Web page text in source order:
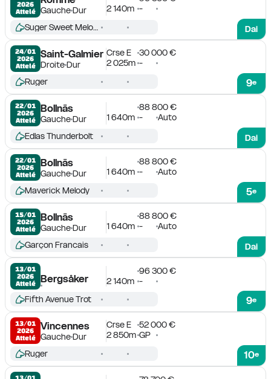
2026
Attelé
GaucheDur
2 140m -
Dai
Suger Sweet Melody
24/01
2026
Attelé
Saint-Galmier
DroiteDur
Crse E
30 000 €
2 025m -
9e
Ruger
22/01
2026
Attelé
Bollnäs
GaucheDur
88 800 €
1 640m -
Auto
Dai
Edlas Thunderbolt
22/01
2026
Attelé
Bollnäs
GaucheDur
88 800 €
1 640m - Auto
5e
Maverick Melody
15/01
2026
Attelé
Bollnäs
GaucheDur
88 800 €
1 640m -
Auto
Dai
Garçon Francais
13/01
2026
Attelé
Bergsåker
96 300 €
2 140m -
9e
Fifth Avenue Trot
13/01
2026
Attelé
Vincennes
GaucheDur
Crse E
52 000 €
2 850m GP
10e
Ruger